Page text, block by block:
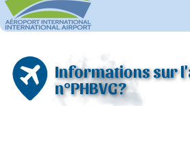
Informations sur
n°PHBVG?